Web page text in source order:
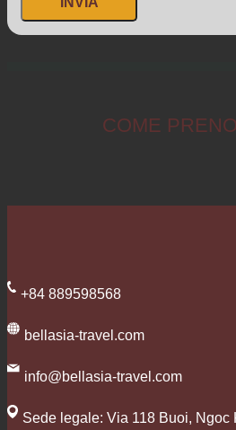
COME
+84 889598568
bellasia-travel.com
info@bellasia-travel.com
Sede legale: Via 118 Buoi, Ngoc